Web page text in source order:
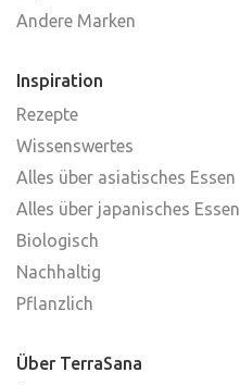
Andere Marken
Inspiration
Rezepte
Wissenswertes
Alles über asiatisches Essen
Alles über japanisches Essen
Biologisch
Nachhaltig
Pflanzlich
Über TerraSana